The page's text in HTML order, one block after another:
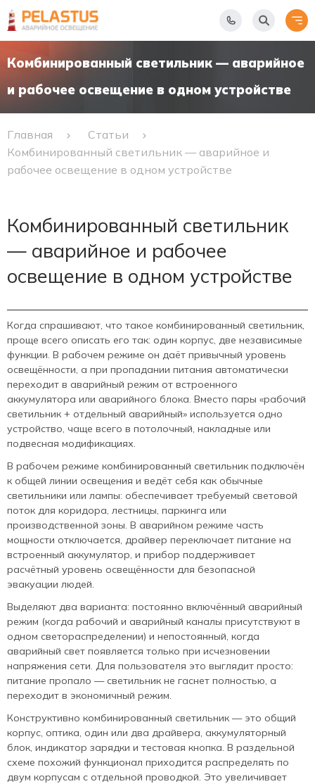
Комбинированный светильник — аварийное
и рабочее освещение в одном устройстве
Главная
Статьи
Комбинированный светильник — аварийное и
рабочее освещение в одном устройстве
Комбинированный светильник
— аварийное и рабочее
освещение в одном устройстве
Когда спрашивают, что такое комбинированный светильник,
проще всего описать его так: один корпус, две независимые
функции. В рабочем режиме он даёт привычный уровень
освещённости, а при пропадании питания автоматически
переходит в аварийный режим от встроенного
аккумулятора или аварийного блока. Вместо пары «рабочий
светильник + отдельный аварийный» используется одно
устройство, чаще всего в потолочный, накладные или
подвесная модификациях.
В рабочем режиме комбинированный светильник подключён
к общей линии освещения и ведёт себя как обычные
светильники или лампы: обеспечивает требуемый световой
поток для коридора, лестницы, паркинга или
производственной зоны. В аварийном режиме часть
мощности отключается, драйвер переключает питание на
встроенный аккумулятор, и прибор поддерживает
расчётный уровень освещённости для безопасной
эвакуации людей.
Выделяют два варианта: постоянно включённый аварийный
режим (когда рабочий и аварийный каналы присутствуют в
одном светораспределении) и непостоянный, когда
аварийный свет появляется только при исчезновении
напряжения сети. Для пользователя это выглядит просто:
питание пропало — светильник не гаснет полностью, а
переходит в экономичный режим.
Конструктивно комбинированный светильник — это общий
корпус, оптика, один или два драйвера, аккумуляторный
блок, индикатор зарядки и тестовая кнопка. В раздельной
схеме похожий функционал приходится распределять по
двум корпусам с отдельной проводкой. Это увеличивает